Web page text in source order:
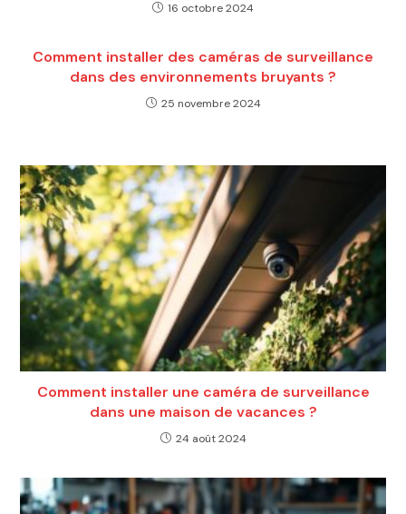
16 octobre 2024
Comment installer des caméras de surveillance
dans des environnements bruyants ?
25 novembre 2024
Comment installer une caméra de surveillance
dans une maison de vacances ?
24 août 2024